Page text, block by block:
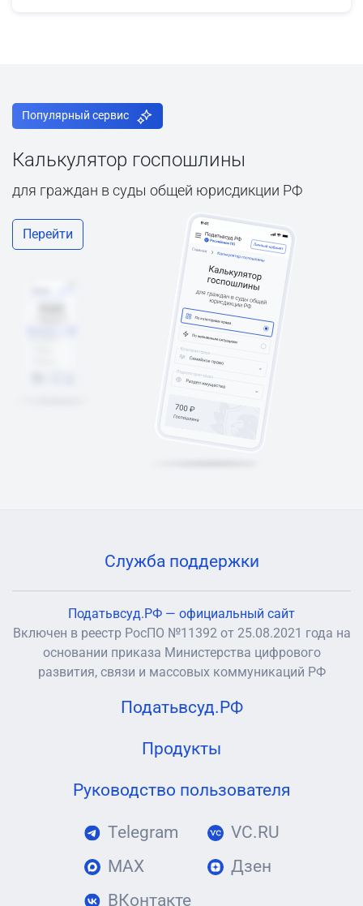
Популярный сервис
Калькулятор госпошлины
для граждан в суды общей юрисдикции РФ
Перейти
Служба поддержки
Податьвсуд.РФ — официальный сайт
Включен в реестр РосПО №11392 от 25.08.2021 года на
основании приказа Министерства цифрового
развития, связи и массовых коммуникаций РФ
Податьвсуд.РФ
Продукты
Руководство пользователя
Telegram
MAX
ВКонтакте
VC.RU
Дзен